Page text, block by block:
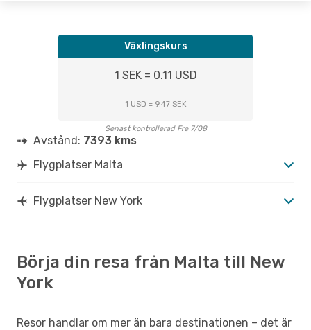
Växlingskurs
1 SEK = 0.11 USD
1 USD = 9.47 SEK
Senast kontrollerad Fre 7/08
Avstånd: 7393 kms
Flygplatser Malta
Flygplatser New York
Börja din resa från Malta till New
York
Resor handlar om mer än bara destinationen – det är